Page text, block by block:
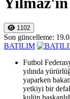
1102
Son güncelleme:
BATILIM
Futbol
yılında
yaparken
yetkiyi bir
kulüp